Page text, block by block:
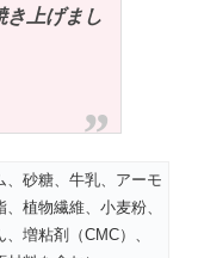
き上げまし
、砂糖、牛乳、アーモ
植物繊維、小麦粉、
増粘剤（CMC）、